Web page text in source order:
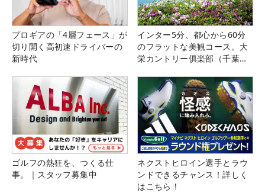
プロギアの「4層フェース」が
切り開く高初速ドライバーの
新時代
インター5分、都心から60分
のフラットな美観コース。大
栄カントリー俱楽部（千葉
ゴルフの熱狂を、つくる仕
事。｜スタッフ募集中
ネクストヒロイン選手とラウ
ンドできるチャンス！詳しく
はこちら！